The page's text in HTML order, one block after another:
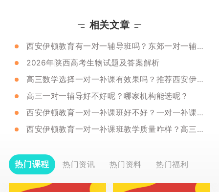
相关文章
西安伊顿教育有一对一辅导班吗？东郊一对一辅导机构哪家好？
2026年陕西高考生物试题及答案解析
高三数学选择一对一补课有效果吗？推荐西安伊顿教育机构吗？
高三一对一辅导好不好呢？哪家机构能选呢？
西安伊顿教育一对一补课班好不好？一对一补课有啥优势和劣势？
西安伊顿教育一对一补课班教学质量咋样？高三数学考20分怎么办？
热门课程 热门资讯 热门资料 热门福利